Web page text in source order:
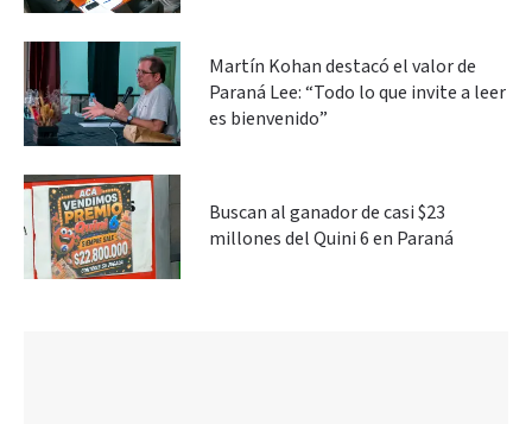
Martín Kohan destacó el valor de
Paraná Lee: “Todo lo que invite a leer
es bienvenido”
Buscan al ganador de casi $23
millones del Quini 6 en Paraná